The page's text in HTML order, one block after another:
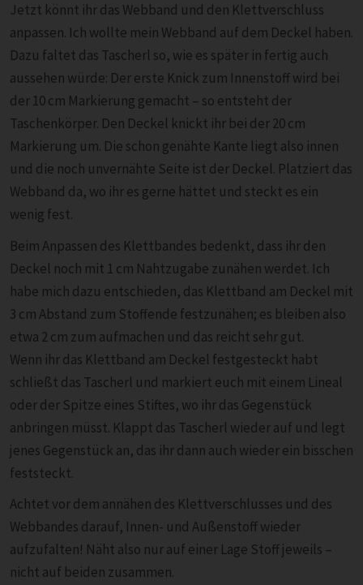
Jetzt könnt ihr das Webband und den Klettverschluss
anpassen. Ich wollte mein Webband auf dem Deckel haben.
Dazu faltet das Tascherl so, wie es später in fertig auch
aussehen würde: Der erste Knick zum Innenstoff wird bei
der 10 cm Markierung gemacht – so entsteht der
Taschenkörper. Den Deckel knickt ihr bei der 20 cm
Markierung um. Die schon genähte Kante liegt also innen
und die noch unvernähte Seite ist der Deckel. Platziert das
Webband da, wo ihr es gerne hättet und steckt es ein
wenig fest.
Beim Anpassen des Klettbandes bedenkt, dass ihr den
Deckel noch mit 1 cm Nahtzugabe zunähen werdet. Ich
habe mich dazu entschieden, das Klettband am Deckel mit
3 cm Abstand zum Stoffende festzunähen; es bleiben also
etwa 2 cm zum aufmachen und das reicht sehr gut.
Wenn ihr das Klettband am Deckel festgesteckt habt
schließt das Tascherl und markiert euch mit einem Lineal
oder der Spitze eines Stiftes, wo ihr das Gegenstück
anbringen müsst. Klappt das Tascherl wieder auf und legt
jenes Gegenstück an, das ihr dann auch wieder ein bisschen
feststeckt.
Achtet vor dem annähen des Klettverschlusses und des
Webbandes darauf, Innen- und Außenstoff wieder
aufzufalten! Näht also nur auf einer Lage Stoff jeweils –
nicht auf beiden zusammen.